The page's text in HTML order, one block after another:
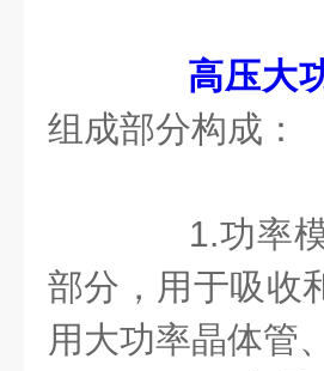
高压大
组成部分构成：
1.功率模
部分，用于吸收
用大功率晶体管